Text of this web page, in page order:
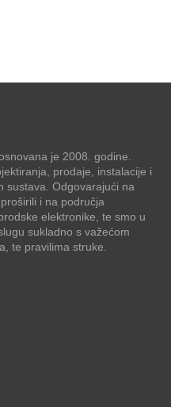
je 2008. godine.
prodaje, instalacije i
sustava. Odgovarajući na
i na područja
elektronike, te smo u
sukladno s važećom
te pravilima struke.